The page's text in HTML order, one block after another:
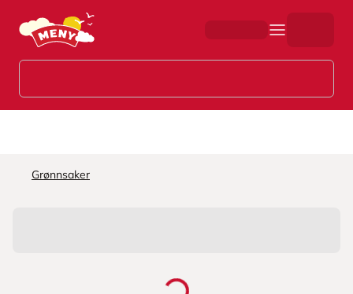
Hopp til hovedinnhold
Grønnsaker